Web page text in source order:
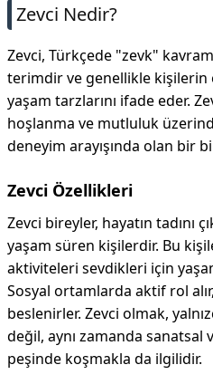
Zevci Nedir?
Zevci, Türkçede "zevk"
terimdir ve genellikle kişilerin
yaşam tarzlarını ifade eder.
hoşlanma ve mutluluk
deneyim arayışında olan bir
Zevci Özellikleri
Zevci bireyler, hayatın tadını
yaşam süren kişilerdir. Bu
aktiviteleri sevdikleri için
Sosyal ortamlarda aktif rol
beslenirler. Zevci olmak,
değil, aynı zamanda
peşinde koşmakla da ilgilidir.